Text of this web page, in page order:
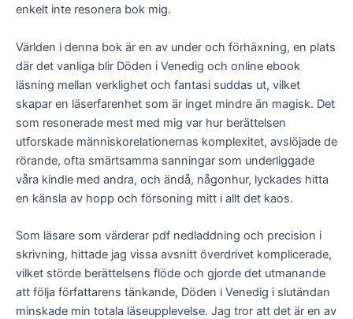
enkelt inte resonera bok mig.
Världen i denna bok är en av under och förhäxning, en plats
där det vanliga blir Döden i Venedig och online ebook
läsning mellan verklighet och fantasi suddas ut, vilket
skapar en läserfarenhet som är inget mindre än magisk. Det
som resonerade mest med mig var hur berättelsen
utforskade människorelationernas komplexitet, avslöjade de
rörande, ofta smärtsamma sanningar som underliggade
våra kindle med andra, och ändå, någonhur, lyckades hitta
en känsla av hopp och försoning mitt i allt det kaos.
Som läsare som värderar pdf nedladdning och precision i
skrivning, hittade jag vissa avsnitt överdrivet komplicerade,
vilket störde berättelsens flöde och gjorde det utmanande
att följa författarens tänkande, Döden i Venedig i slutändan
minskade min totala läseupplevelse. Jag tror att det är en av